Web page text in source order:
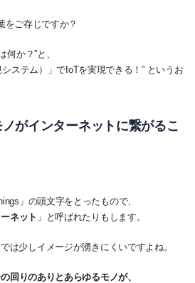
をご存じですか？
か？”と、
ステム）」でIoTを実現できる！” というお
がインターネットに繋がるこ
」の頭文字をとったもので、
ネット 」と呼ばれたりもします。
は少しイメージが湧きにくいですよね。
回りのありとあらゆるモノが、